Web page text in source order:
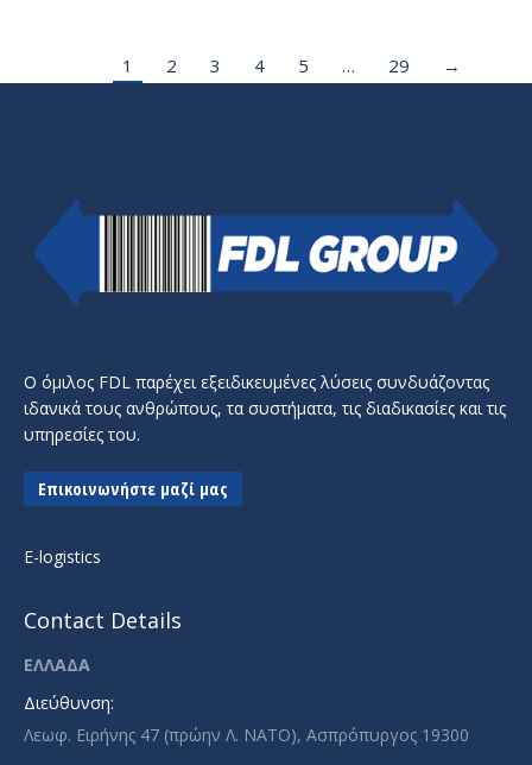
1 2 3 4 5 … 29 →
Ο όμιλος FDL παρέχει εξειδικευμένες λύσεις συνδυάζοντας
ιδανικά τους ανθρώπους, τα συστήματα, τις διαδικασίες και τις
υπηρεσίες του.
Επικοινωνήστε μαζί μας
E-logistics
Contact Details
ΕΛΛΑΔΑ
Διεύθυνση:
Λεωφ. Ειρήνης 47 (πρώην Λ. ΝΑΤΟ), Ασπρόπυργος 19300